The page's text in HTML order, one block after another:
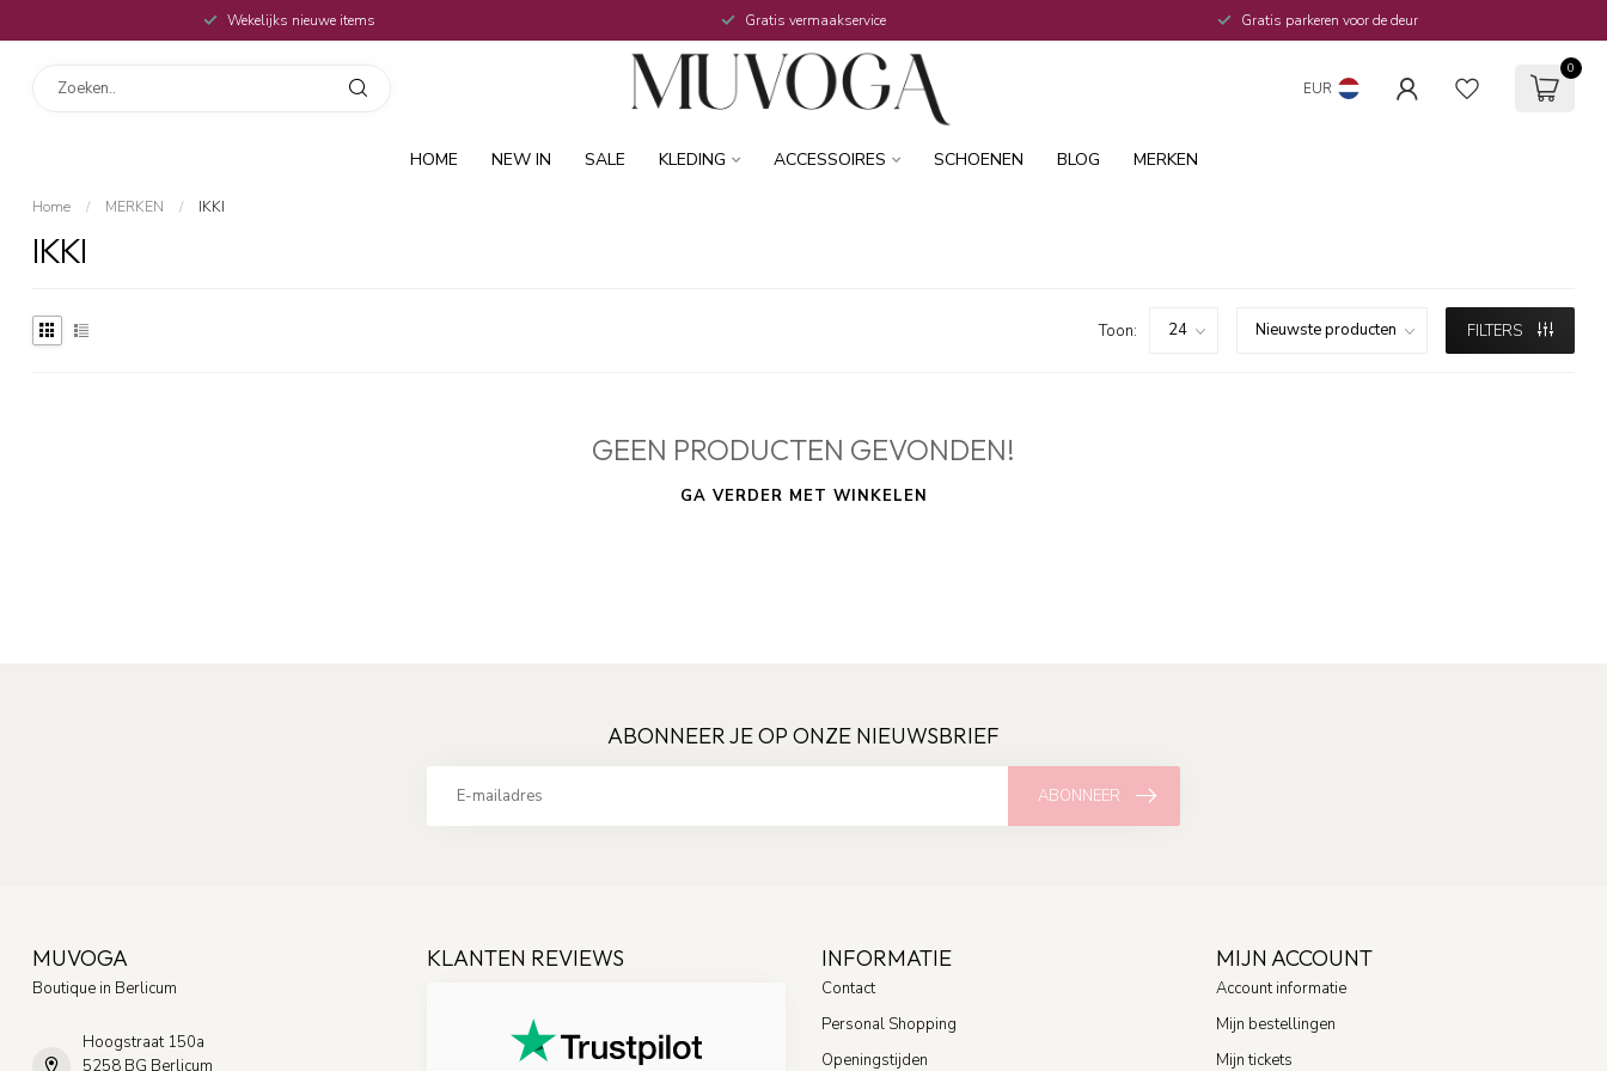
Wekelijks nieuwe items Gratis vermaakservice Gratis parkeren voor de deur
EUR
0
HOME NEW IN SALE KLEDING ACCESSOIRES SCHOENEN BLOG MERKEN
Home / MERKEN / IKKI
IKKI
Toon: FILTERS
GEEN PRODUCTEN GEVONDEN!
GA VERDER MET WINKELEN
ABONNEER JE OP ONZE NIEUWSBRIEF
ABONNEER
MUVOGA
Boutique in Berlicum
Hoogstraat 150a
5258 BG Berlicum
KLANTEN REVIEWS INFORMATIE
Contact
Personal Shopping
Openingstijden
MIJN ACCOUNT
Account informatie
Mijn bestellingen
Mijn tickets